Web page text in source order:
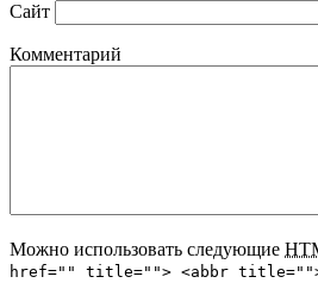
Сайт
Комментарий
Можно использовать следующие
href="" title=""> <abbr